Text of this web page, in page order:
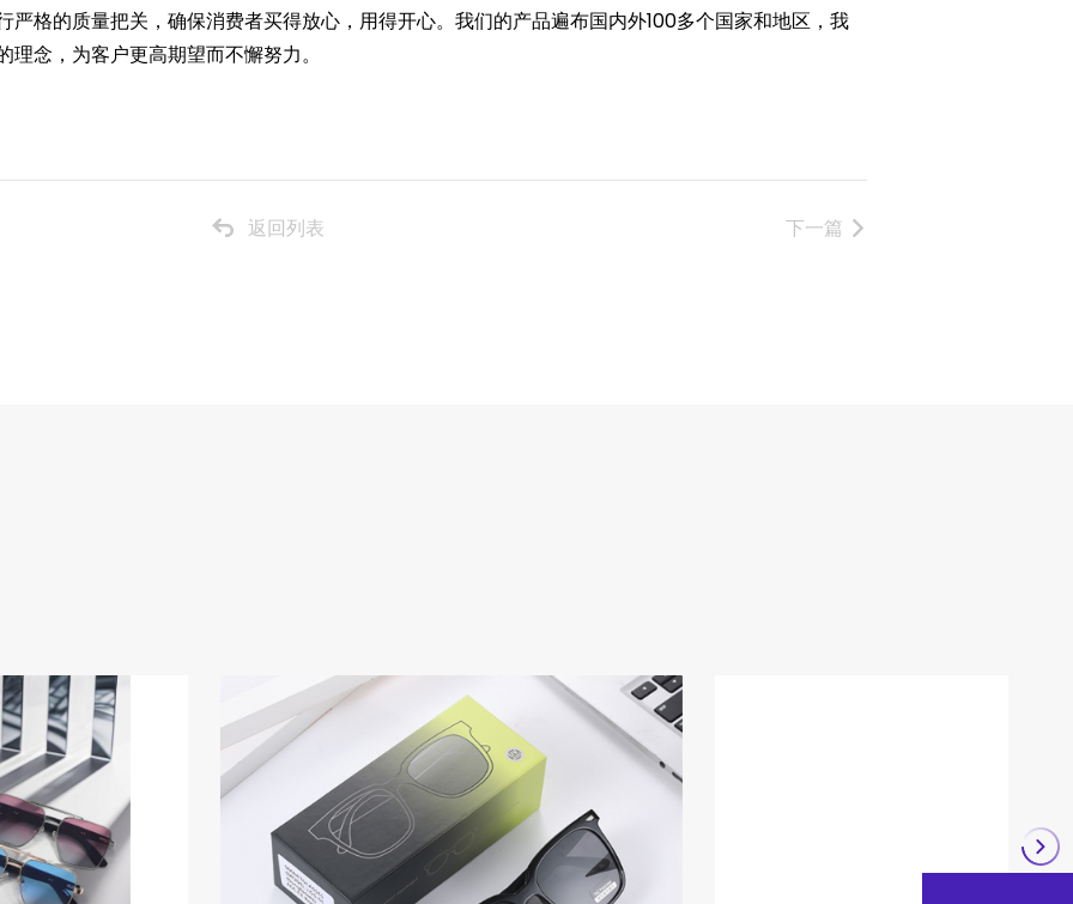
严格的质量把关，确保消费者买得放心，用得开心。我们的产品遍布国内外100多个国家和地区，我
念，为客户更高期望而不懈努力。
返回列表 下一篇